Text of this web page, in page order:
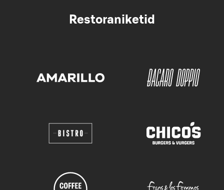
Restoraniketid